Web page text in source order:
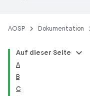
AOSP Dokumentation
Auf dieser Seite
A
B
C